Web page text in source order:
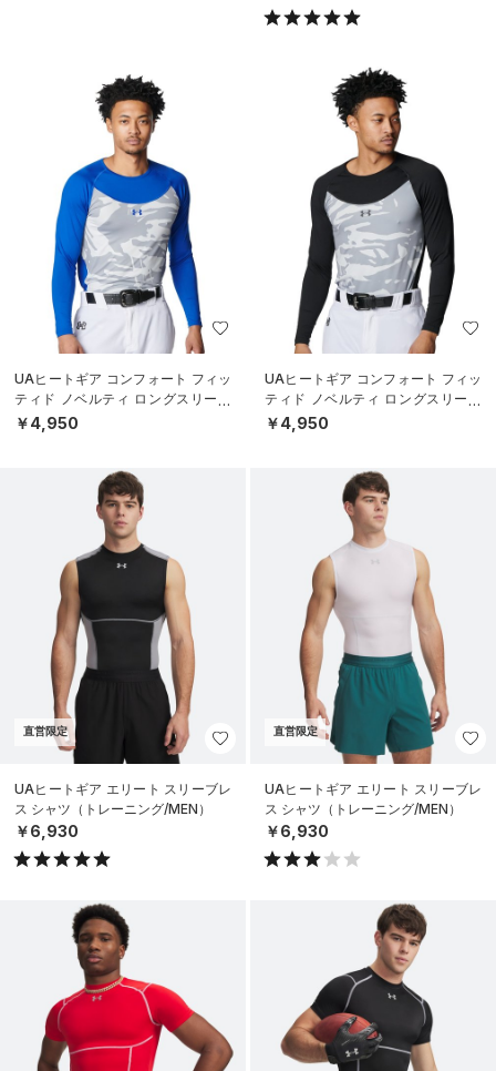
UAヒートギア コンフォート フィッ
ティド ノベルティ ロングスリーブ
クルーネック シャツ（ベースボー
￥4,950
UAヒートギア コンフォート フィッ
ティド ノベルティ ロングスリーブ
クルーネック シャツ（ベースボー
￥4,950
直営限定
UAヒートギア エリート スリーブレ
ス シャツ（トレーニング/MEN）
￥6,930
直営限定
UAヒートギア エリート スリーブレ
ス シャツ（トレーニング/MEN）
￥6,930